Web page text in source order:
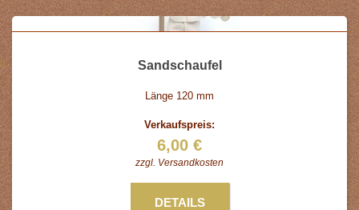
Sandschaufel
Länge 120 mm
Verkaufspreis:
6,00 €
zzgl. Versandkosten
DETAILS